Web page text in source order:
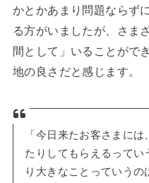
かとかあまり問題ならず
る方がいましたが、さま
間として」いることがで
地の良さだと感じます。
「今日来たお客さまに
たりしてもらえるってい
り大きなことっていう